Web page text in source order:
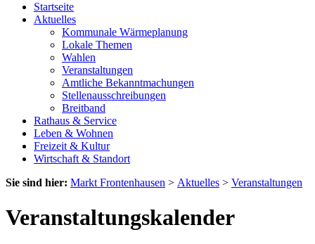
Startseite
Aktuelles
Kommunale Wärmeplanung
Lokale Themen
Wahlen
Veranstaltungen
Amtliche Bekanntmachungen
Stellenausschreibungen
Breitband
Rathaus & Service
Leben & Wohnen
Freizeit & Kultur
Wirtschaft & Standort
Sie sind hier: Markt Frontenhausen > Aktuelles > Veranstaltungen
Veranstaltungskalender